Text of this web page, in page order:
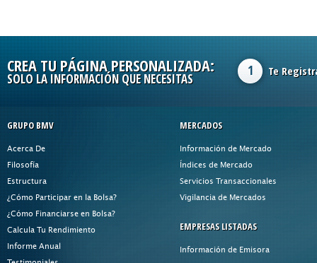
CREA TU PÁGINA PERSONALIZADA:
SOLO LA INFORMACIÓN QUE NECESITAS
1 Te
GRUPO BMV
Acerca De
Filosofía
Estructura
¿Cómo Participar en la Bolsa?
¿Cómo Financiarse en Bolsa?
Calcula Tu Rendimiento
Informe Anual
MERCADOS
Información de Mercado
Índices de Mercado
Servicios Transaccionales
Vigilancia de Mercados
EMPRESAS LISTADAS
Información de Emisora